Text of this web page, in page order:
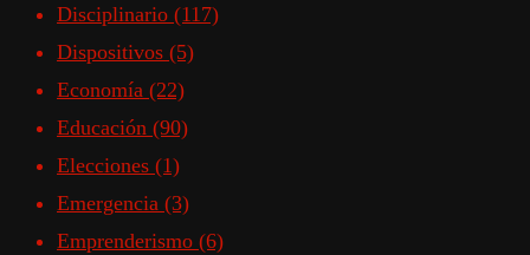
Disciplinario (117)
Dispositivos (5)
Economía (22)
Educación (90)
Elecciones (1)
Emergencia (3)
Emprenderismo (6)